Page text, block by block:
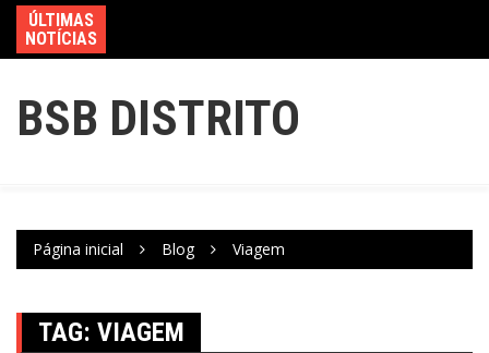
ÚLTIMAS
NOTÍCIAS
BSB DISTRITO
Página inicial Blog Viagem
TAG: VIAGEM